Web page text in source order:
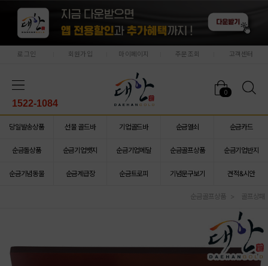
로그인 회원가입 마이페이지 주문조회 고객센터
0
1522-1084
당일발송상품 선물 골드바 기업골드바 순금열쇠 순금카드
순금돌상품 순금기업뱃지 순금기업메달 순금골프상품 순금기업반지
순금기념동물 순금계급장 순금트로피 기념문구보기 견적&시안
순금골프상품 골프상패